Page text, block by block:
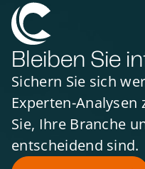
Bleiben Sie
Sichern Sie sich
Experten-
Sie, Ihre Branche
entscheidend sind.